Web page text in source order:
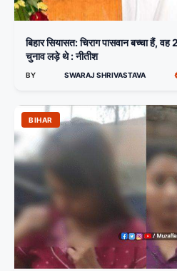
बिहार सियासत: चिराग पासवान बच्चा
चुनाव लड़े थे : नीतीश
BY SWARAJ SHRIVASTAVA
BIHAR